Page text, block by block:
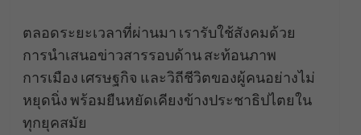
ตลอดระยะเวลาที่ผ่านมา เรารับใช้สังคมด้วย
การนำเสนอข่าวสารรอบด้าน สะท้อนภาพ
การเมือง เศรษฐกิจ และวิถีชีวิตของผู้คนอย่างไม่
หยุดนิ่ง พร้อมยืนหยัดเคียงข้างประชาธิปไตยใน
ทุกยุคสมัย